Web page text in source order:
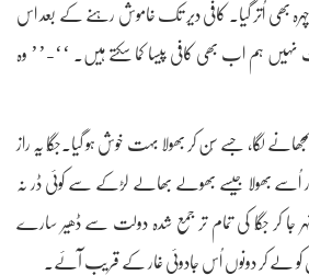
بھی اُتر گیا۔ کافی دیر تک خاموش رہنے کے بعد اس
نہیں ہم اب بھی کافی پیسا کما سکتے ہیں۔ ‘‘-’’ وہ
لگا، جسے سُن کر بھولا بہت خوش ہو گیا۔جگّا یہ راز
اور اُسے بھولا جیسے بھولے بھالے لڑکے سے کوئی ڈر نہ
جا کر جگّا کی تمام تر جمع شدہ دولت سے ڈھیر سارے
کو لے کر دونوں اُس جادوئی غار کے قریب آئے۔